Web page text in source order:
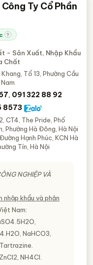
Ty Cổ Phần
?
- Sản Xuất, Nhập Khẩu
Chất
Tổ 13, Phường Cầu
Nam
, 091 322 88 92
8573
CT4, The Pride, Phố
Phường Hà Đông, Hà Nội
Hạnh Phúc, KCN Hà
Tín, Hà Nội
NGHIỆP VÀ
nhập khẩu và phân
Nam:
NaHCO3,
NH4Cl.